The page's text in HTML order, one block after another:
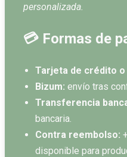
personalizada.
💳 Formas de
Tarjeta de crédito o
Bizum: envío tras
Transferencia
bancaria.
Contra reembolso:
disponible para